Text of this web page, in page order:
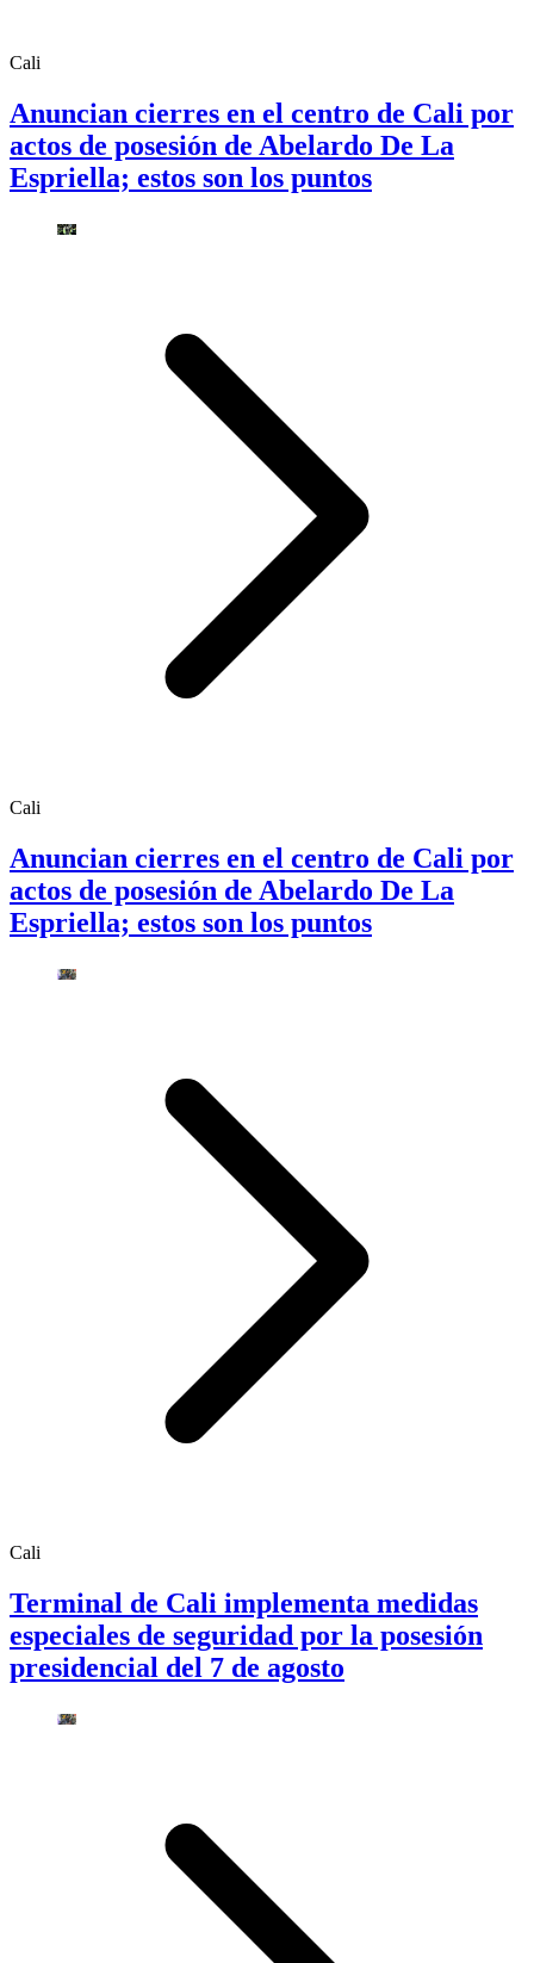
Cali
Anuncian cierres en el centro de Cali por
actos de posesión de Abelardo De La
Espriella; estos son los puntos
Cali
Anuncian cierres en el centro de Cali por
actos de posesión de Abelardo De La
Espriella; estos son los puntos
Cali
Terminal de Cali implementa medidas
especiales de seguridad por la posesión
presidencial del 7 de agosto